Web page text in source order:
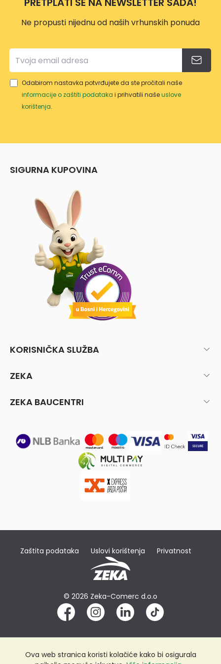
Ne propusti nijednu od naših vrhunskih ponuda
Odabirom nastavka potvrđujete da ste pročitali naše
informacije o zaštiti podataka i prihvatili našeuslove
korištenja.
SIGURNA KUPOVINA
KORISNIČKA SLUŽBA
ZEKA
ZEKA BAUCENTRI
Zaštita podataka Uslovi korištenja Privatnost
© 2026 Zeka-Comerc d.o.o
Ova web stranica koristi kolačiće kako bi osigurala